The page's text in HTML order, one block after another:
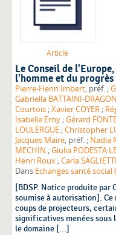
Article
Le Conseil de
l'homme et du
Pierre-Henri Imbert , préf. ;
Gabriella BATTAINI-
Courtois ;Xavier COYER ;
Isabelle Erny ;Gérard
LOULERGUE ;Christopher
Jacques Maire
, préf. ; Nadia
MECHIN ;Giulia PODESTA
Henri Roux ;Carla SAGLIETTI
Dans Echanges santé social
[BDSP. Notice produite par
soumise à autorisation].
coups de projecteurs,
significatives menées sous
le domaine [...]